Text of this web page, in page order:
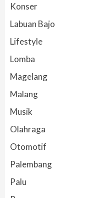
Konser
Labuan Bajo
Lifestyle
Lomba
Magelang
Malang
Musik
Olahraga
Otomotif
Palembang
Palu